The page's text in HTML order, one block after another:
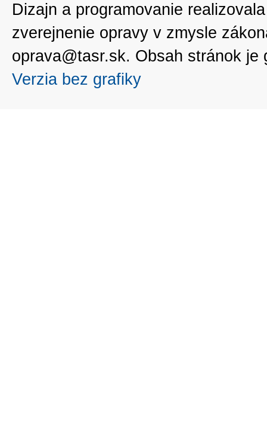
Dizajn a programovanie
zverejnenie opravy v zmysle
oprava@tasr.sk. Obsah stránok
Verzia bez grafiky